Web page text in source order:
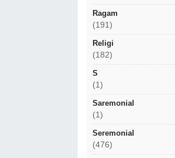
Ragam
(191)
Religi
(182)
S
(1)
Saremonial
(1)
Seremonial
(476)